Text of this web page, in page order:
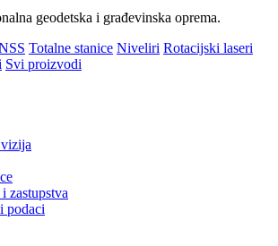
geodetska i građevinska oprema.
Totalne stanice Niveliri Rotacijski laseri
Svi proizvodi
zastupstva
podaci